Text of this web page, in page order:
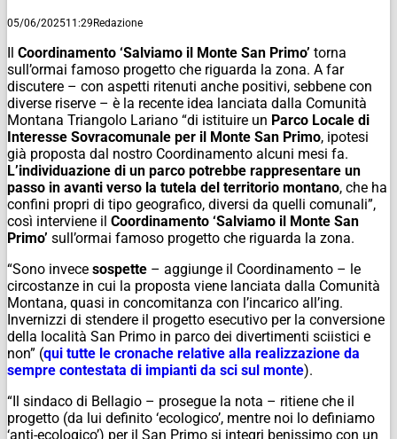
05/06/202511:29Redazione
Il Coordinamento ‘Salviamo il Monte San Primo’ torna
sull’ormai famoso progetto che riguarda la zona. A far
discutere – con aspetti ritenuti anche positivi, sebbene con
diverse riserve – è la recente idea lanciata dalla Comunità
Montana Triangolo Lariano “di istituire un Parco Locale di
Interesse Sovracomunale per il Monte San Primo, ipotesi
già proposta dal nostro Coordinamento alcuni mesi fa.
L’individuazione di un parco potrebbe rappresentare un
passo in avanti verso la tutela del territorio montano, che ha
confini propri di tipo geografico, diversi da quelli comunali”,
così interviene il Coordinamento ‘Salviamo il Monte San
Primo’ sull’ormai famoso progetto che riguarda la zona.
“Sono invece sospette – aggiunge il Coordinamento – le
circostanze in cui la proposta viene lanciata dalla Comunità
Montana, quasi in concomitanza con l’incarico all’ing.
Invernizzi di stendere il progetto esecutivo per la conversione
della località San Primo in parco dei divertimenti sciistici e
non” (qui tutte le cronache relative alla realizzazione da
sempre contestata di impianti da sci sul monte).
“Il sindaco di Bellagio – prosegue la nota – ritiene che il
progetto (da lui definito ‘ecologico’, mentre noi lo definiamo
‘anti-ecologico’) per il San Primo si integri benissimo con un